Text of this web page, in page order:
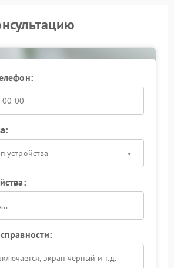
устройства